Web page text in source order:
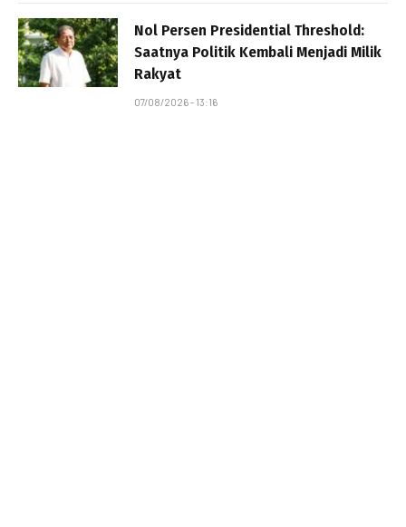
Nol Persen Presidential Threshold:
Saatnya Politik Kembali Menjadi Milik
Rakyat
07/08/2026 - 13:16